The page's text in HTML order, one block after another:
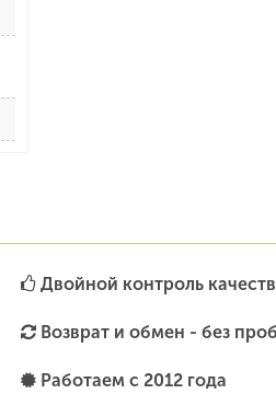
Двойной контроль
Возврат и обмен - без
Работаем с 2012 года